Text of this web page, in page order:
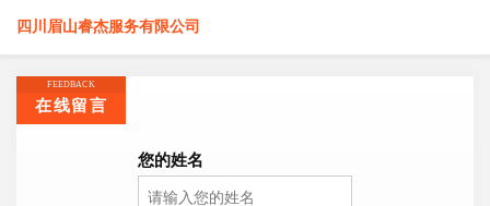
四川眉山睿杰服务有限公司
FEEDBACK
在线留言
您的姓名